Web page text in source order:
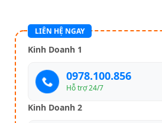
LIÊN HỆ NGAY
Kinh Doanh 1
0978.100.856
Hỗ trợ 24/7
Kinh Doanh 2